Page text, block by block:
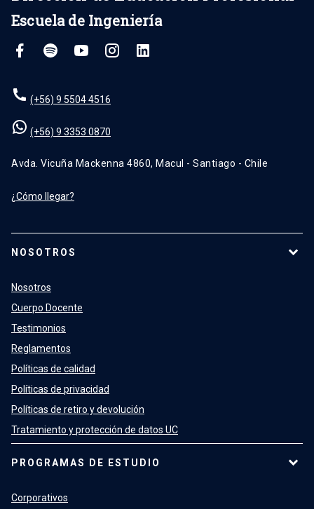
Escuela de Ingeniería
(+56) 9 5504 4516
(+56) 9 3353 0870
Avda. Vicuña Mackenna 4860, Macul - Santiago - Chile
¿Cómo llegar?
NOSOTROS
Nosotros
Cuerpo Docente
Testimonios
Reglamentos
Políticas de calidad
Políticas de privacidad
Políticas de retiro y devolución
Tratamiento y protección de datos UC
PROGRAMAS DE ESTUDIO
Corporativos